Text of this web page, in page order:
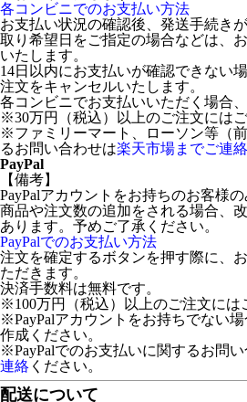
各コンビニでのお支払い方法
お支払い状況の確認後、発送手続き
取り希望日をご指定の場合などは、
いたします。
14日以内にお支払いが確認できない
注文をキャンセルいたします。
各コンビニでお支払いいただく場合
※30万円（税込）以上のご注文には
※ファミリーマート、ローソン等（
るお問い合わせは楽天市場までご連絡
PayPal
【備考】
PayPalアカウントをお持ちのお客様
商品や注文数の追加をされる場合、
あります。予めご了承ください。
PayPalでのお支払い方法
注文を確定するボタンを押す際に、
ただきます。
決済手数料は無料です。
※100万円（税込）以上のご注文には
※PayPalアカウントをお持ちでない場
作成ください。
※PayPalでのお支払いに関するお問
連絡 ください。
配送について